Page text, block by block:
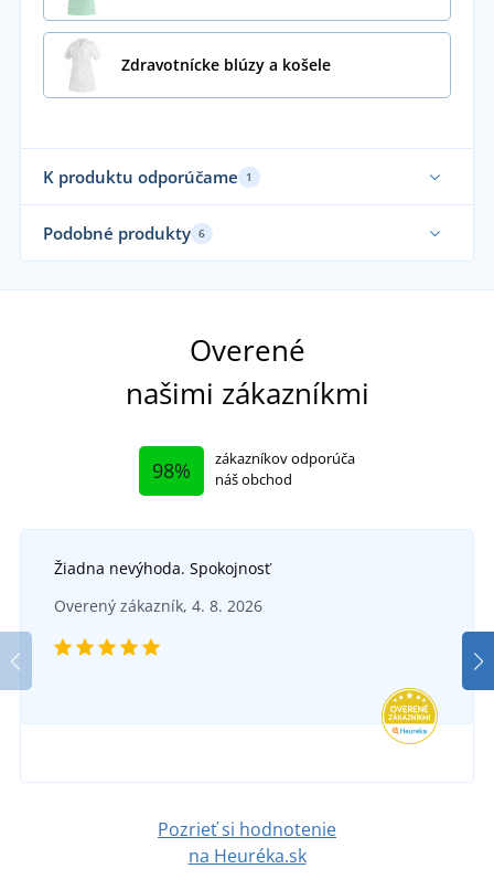
Zdravotnícke blúzy a košele
K produktu odporúčame 1
Dámske biele pracovné nohavice JN3003
Podobné produkty 6
Dámsky pracovný plášť EVA
16,86 €
DETAIL
Overené
našimi zákazníkmi
98%
zákazníkov odporúča
náš obchod
Žiadna nevýhoda. Spokojnosť
Overený zákazník, 4. 8. 2026
Pozrieť si hodnotenie
na Heuréka.sk